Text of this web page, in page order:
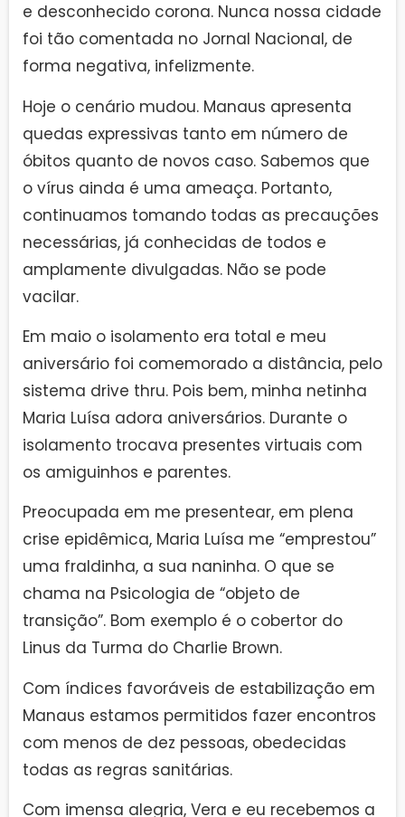
e desconhecido corona. Nunca nossa cidade
foi tão comentada no Jornal Nacional, de
forma negativa, infelizmente.
Hoje o cenário mudou. Manaus apresenta
quedas expressivas tanto em número de
óbitos quanto de novos caso. Sabemos que
o vírus ainda é uma ameaça. Portanto,
continuamos tomando todas as precauções
necessárias, já conhecidas de todos e
amplamente divulgadas. Não se pode
vacilar.
Em maio o isolamento era total e meu
aniversário foi comemorado a distância, pelo
sistema drive thru. Pois bem, minha netinha
Maria Luísa adora aniversários. Durante o
isolamento trocava presentes virtuais com
os amiguinhos e parentes.
Preocupada em me presentear, em plena
crise epidêmica, Maria Luísa me “emprestou”
uma fraldinha, a sua naninha. O que se
chama na Psicologia de “objeto de
transição”. Bom exemplo é o cobertor do
Linus da Turma do Charlie Brown.
Com índices favoráveis de estabilização em
Manaus estamos permitidos fazer encontros
com menos de dez pessoas, obedecidas
todas as regras sanitárias.
Com imensa alegria, Vera e eu recebemos a